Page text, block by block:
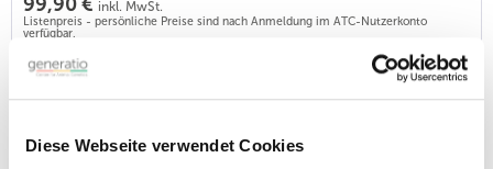
Diese Webseite verwendet Cookies
inkl. MwSt.
Listenpreis - persönliche Preise sind nach Anmeldung im ATC-Nutzerkonto
verfügbar.
Das Turner-Syndrom ist bei Pferden die häufigste
Anwendung des Test: